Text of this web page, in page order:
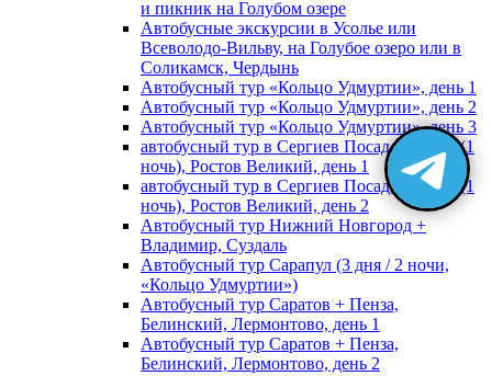
и пикник на Голубом озере
Автобусные экскурсии в Усолье или
Всеволодо-Вильву, на Голубое озеро или в
Соликамск, Чердынь
Автобусный тур «Кольцо Удмуртии», день 1
Автобусный тур «Кольцо Удмуртии», день 2
Автобусный тур «Кольцо Удмуртии», день 3
автобусный тур в Сергиев Посад, Москву (1
ночь), Ростов Великий, день 1
автобусный тур в Сергиев Посад, Москву (1
ночь), Ростов Великий, день 2
Автобусный тур Нижний Новгород +
Владимир, Суздаль
Автобусный тур Сарапул (3 дня / 2 ночи,
«Кольцо Удмуртии»)
Автобусный тур Саратов + Пенза,
Белинский, Лермонтово, день 1
Автобусный тур Саратов + Пенза,
Белинский, Лермонтово, день 2